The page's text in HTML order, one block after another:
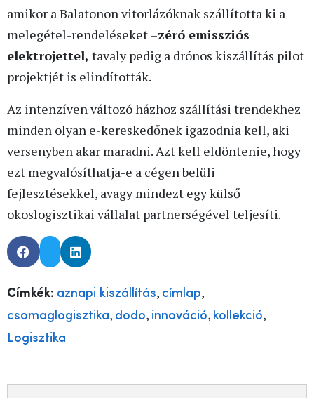
amikor a Balatonon vitorlázóknak szállította ki a
melegétel-rendeléseket –zéró emissziós
elektrojettel, tavaly pedig a drónos kiszállítás pilot
projektjét is elindították.
Az intenzíven változó házhoz szállítási trendekhez
minden olyan e-kereskedőnek igazodnia kell, aki
versenyben akar maradni. Azt kell eldöntenie, hogy
ezt megvalósíthatja-e a cégen belüli
fejlesztésekkel, avagy mindezt egy külső
okoslogisztikai vállalat partnerségével teljesíti.
Címkék: aznapi kiszállítás, címlap,
csomaglogisztika, dodo, innováció, kollekció,
Logisztika